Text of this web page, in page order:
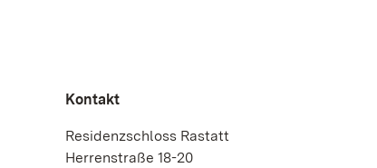
Kontakt
Residenzschloss Rastatt
Herrenstraße 18-20